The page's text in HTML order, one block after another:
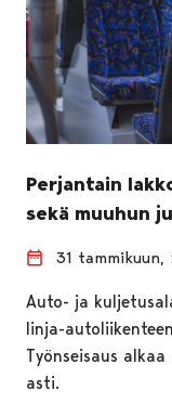
Perjantain
sekä muuhun
31 tammikuun,
Auto- ja
linja-
Työnseisaus
asti.